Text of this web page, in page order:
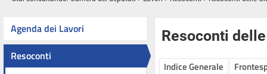
Agenda dei Lavori
Resoconti
Resoconti
Indice Generale